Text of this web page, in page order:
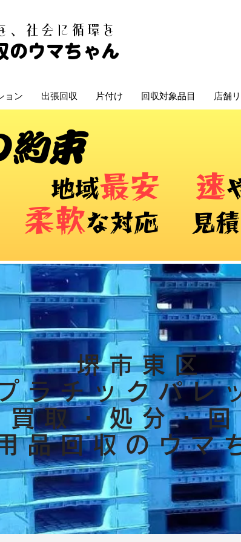
、社会に循環を
のウマちゃん
ョン 出張回収 片付け 回収対象品目 店舗
約束
​地域最安 速
柔軟な対応 ​見積
堺市東区
ラチックパレ
買取・処分・
品回収のウマ